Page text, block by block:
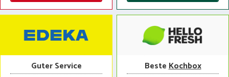
Guter Service
BesteKochbox